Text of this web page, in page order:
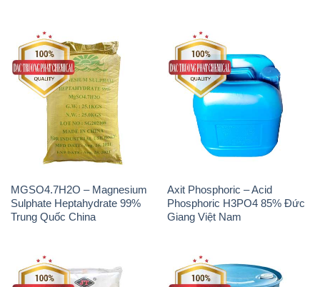
MGSO4.7H2O – Magnesium
Sulphate Heptahydrate 99%
Trung Quốc China
Axit Phosphoric – Acid
Phosphoric H3PO4 85% Đức
Giang Việt Nam